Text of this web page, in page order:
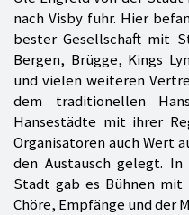
nach Visby fuhr. Hier
bester Gesellschaft mit
Bergen, Brügge, Kings
und vielen weiteren
dem traditionellen
Hansestädte mit ihrer
Organisatoren auch Wert
den Austausch gelegt. In
Stadt gab es Bühnen mit
Chöre, Empfänge und der